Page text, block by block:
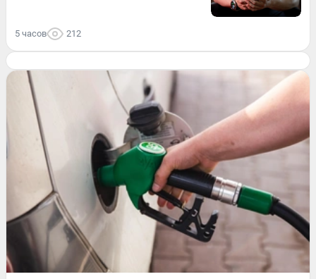
5 часов 212